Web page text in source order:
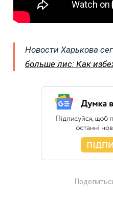
Новости Харькова
больше лис: Как